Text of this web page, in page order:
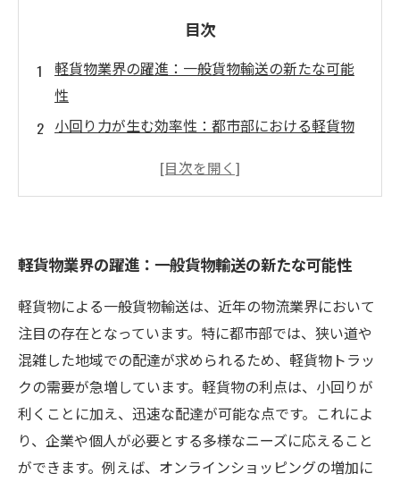
目次
軽貨物業界の躍進：一般貨物輸送の新たな可能
性
小回り力が生む効率性：都市部における軽貨物
多様なニーズに応える軽貨物輸送の実態
未来を見据えた軽貨物業界のトレンドとは？
軽貨物が変える物流シーン：効率的な運用のポ
イント
一般貨物輸送の未来：軽貨物が切り拓く新たな
道
軽貨物業界の躍進：一般貨物輸送の新たな可能性
軽貨物による一般貨物輸送は、近年の物流業界において
注目の存在となっています。特に都市部では、狭い道や
混雑した地域での配達が求められるため、軽貨物トラッ
クの需要が急増しています。軽貨物の利点は、小回りが
利くことに加え、迅速な配達が可能な点です。これによ
り、企業や個人が必要とする多様なニーズに応えること
ができます。例えば、オンラインショッピングの増加に